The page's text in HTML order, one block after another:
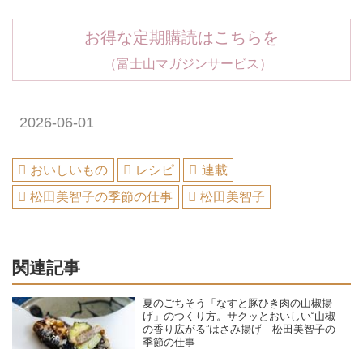
お得な定期購読はこちらを
（富士山マガジンサービス）
2026-06-01
おいしいもの レシピ
連載
松田美智子の季節の仕事
松田美智子
関連記事
夏のごちそう「なすと豚ひき肉の山椒揚
げ」のつくり方。サクッとおいしい“山椒
の香り広がる”はさみ揚げ｜松田美智子の
季節の仕事